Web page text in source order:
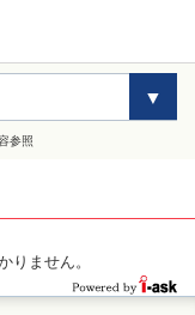
参照
りません。